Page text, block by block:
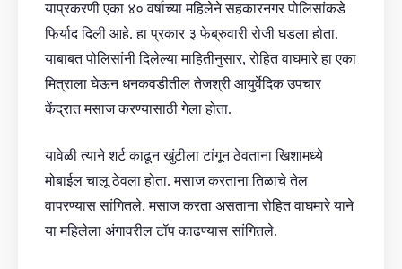
याप्रकरणी एका ४० वर्षाच्या महिलेने सहकारनगर पोलिसांकडे
फिर्याद दिली आहे. हा प्रकार ३ फेब्रुवारी रोजी घडला होता.
याबाबत पोलिसांनी दिलेल्या माहितीनुसार, रोहित वाघमारे हा एका
मित्राला घेऊन धनकवडीतील तेजश्री आयुर्वेदिक उपचार
केंद्रात मसाज करण्यासाठी गेला होता.
यावेळी त्याने शर्ट काढून खुंटीला टांगून ठेवताना खिशामध्ये
मोबाईल चालू ठेवला होता. मसाज करताना तिळाचे तेल
वापरण्यास सांगितले. मसाज करता असताना रोहित वाघमारे याने
या महिलेला अंगावरील टॉप काढण्यास सांगितले.